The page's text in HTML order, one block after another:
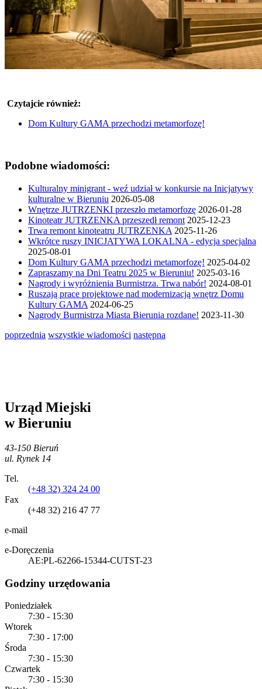
Czytajcie również:
Dom Kultury GAMA przechodzi metamorfozę!
Podobne wiadomości:
Kulturalny minigrant - weź udział w konkursie na Inicjatywy
kulturalne w Bieruniu 2026-05-08
Wnętrze JUTRZENKI przeszło metamorfozę 2026-01-28
Kinoteatr JUTRZENKA przeszedł remont 2025-12-23
Trwa remont kinoteatru JUTRZENKA 2025-11-26
Wkrótce ruszy INICJATYWA LOKALNA - edycja specjalna
2025-08-01
Dom Kultury GAMA przechodzi metamorfozę! 2025-04-02
Zapraszamy na Dni Teatru 2025 w Bieruniu! 2025-03-16
Nagrody i wyróżnienia Burmistrza. Trwa nabór! 2024-08-01
Ruszają prace projektowe nad modernizacją wnętrz Domu
Kultury GAMA 2024-06-25
Nagrody Burmistrza Miasta Bierunia rozdane! 2023-11-30
poprzednia wszystkie wiadomości następna
Urząd Miejski
w Bieruniu
43-150 Bieruń
ul. Rynek 14
Tel.
(+48 32) 324 24 00
Fax
(+48 32) 216 47 77
e-mail
e-Doręczenia
AE:PL-62266-15344-CUTST-23
Godziny urzędowania
Poniedziałek
7:30 - 15:30
Wtorek
7:30 - 17:00
Środa
7:30 - 15:30
Czwartek
7:30 - 15:30